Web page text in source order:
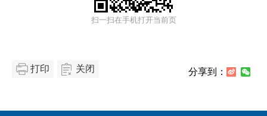
扫一扫在手机打开当前页
打印 关闭 分享到：